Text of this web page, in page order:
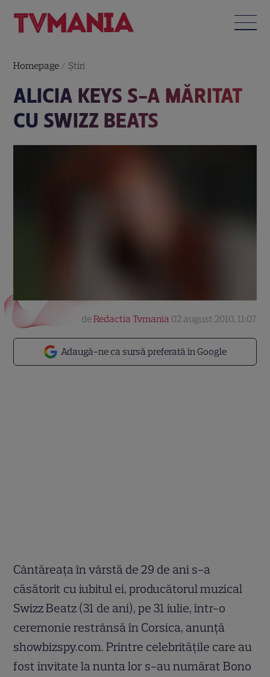
Homepage / Știri
ALICIA KEYS S-A MĂRITAT
CU SWIZZ BEATS
Adaugă-ne ca sursă preferată în Google
deRedactia Tvmania 02 august 2010, 11:07
Cântăreaţa în vârstă de 29 de ani s-a
căsătorit cu iubitul ei, producătorul muzical
Swizz Beatz (31 de ani), pe 31 iulie, într-o
ceremonie restrânsă în Corsica, anunţă
showbizspy.com. Printre celebrităţile care au
fost invitate la nunta lor s-au numărat Bono